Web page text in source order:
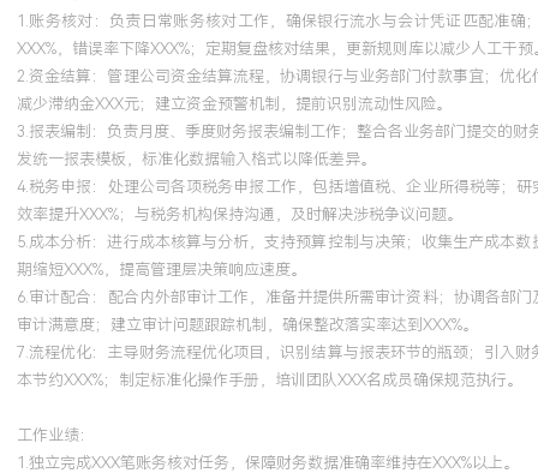
1.账务核对：负责日常账务核对工作，确保银行流水与会计凭证匹配准
XXX%，错误率下降XXX%；定期复盘核对结果，更新规则库以减少人工干预
2.资金结算：管理公司资金结算流程，协调银行与业务部门付款事宜；优
减少滞纳金XXX元；建立资金预警机制，提前识别流动性风险。
3.报表编制：负责月度、季度财务报表编制工作；整合各业务部门提交的
发统一报表模板，标准化数据输入格式以降低差异。
4.税务申报：处理公司各项税务申报工作，包括增值税、企业所得税等；
效率提升XXX%；与税务机构保持沟通，及时解决涉税争议问题。
5.成本分析：进行成本核算与分析，支持预算控制与决策；收集生产成本
期缩短XXX%，提高管理层决策响应速度。
6.审计配合：配合内外部审计工作，准备并提供所需审计资料；协调各部
审计满意度；建立审计问题跟踪机制，确保整改落实率达到XXX%。
7.流程优化：主导财务流程优化项目，识别结算与报表环节的瓶颈；引入
本节约XXX%；制定标准化操作手册，培训团队XXX名成员确保规范执行。
工作业绩：
1.独立完成XXX笔账务核对任务，保障财务数据准确率维持在XXX%以上。